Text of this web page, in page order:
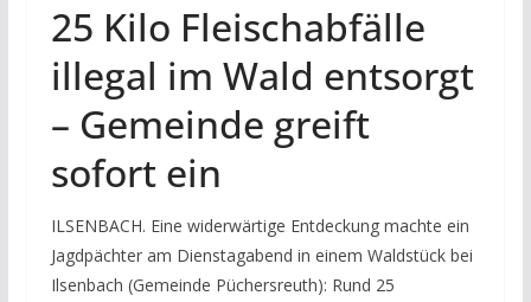
25 Kilo Fleischabfälle
illegal im Wald entsorgt
– Gemeinde greift
sofort ein
ILSENBACH. Eine widerwärtige Entdeckung machte ein
Jagdpächter am Dienstagabend in einem Waldstück bei
Ilsenbach (Gemeinde Püchersreuth): Rund 25